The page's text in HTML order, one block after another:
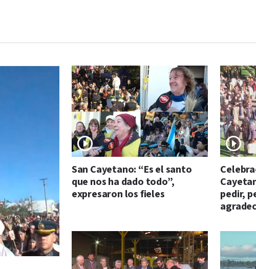
San Cayetano: “Es el santo
que nos ha dado todo”,
expresaron los fieles
pedir,